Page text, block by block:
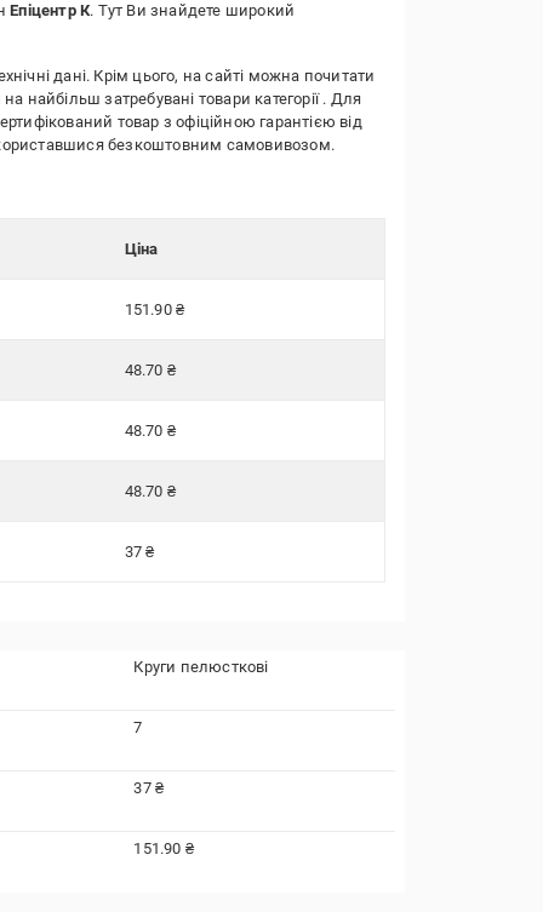
Епіцентр К. Тут Ви знайдете широкий
дані. Крім цього, на сайті можна почитати
найбільш затребувані товари категорії . Для
товар з офіційною гарантією від
безкоштовним самовивозом.
Ціна
151.90 ₴
48.70 ₴
48.70 ₴
48.70 ₴
37 ₴
Круги пелюсткові
7
37 ₴
151.90 ₴